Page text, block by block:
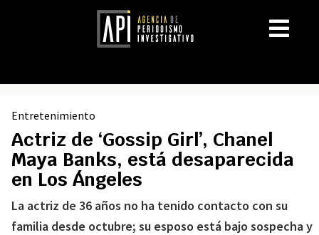
Entretenimiento
Actriz de ‘Gossip Girl’, Chanel
Maya Banks, está desaparecida
en Los Ángeles
La actriz de 36 años no ha tenido contacto con su
familia desde octubre; su esposo está bajo sospecha y